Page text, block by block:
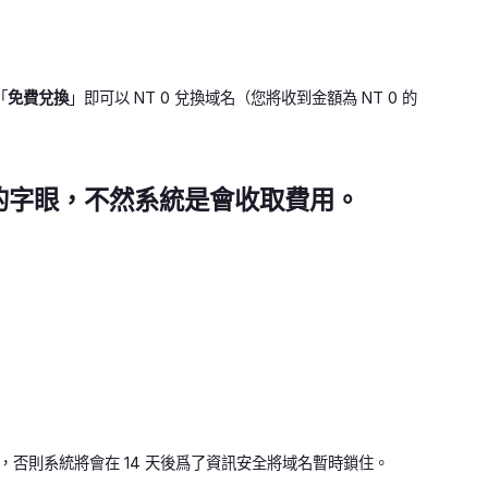
免費兌換」即可以 NT 0 兌換域名（您將收到金額為 NT 0 的
眼，不然系統是會收取費用。
則系統將會在 14 天後爲了資訊安全將域名暫時鎖住。